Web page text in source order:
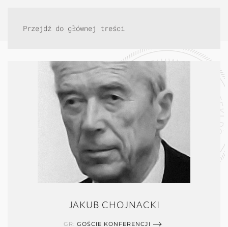
Przejdź do głównej treści
JAKUB CHOJNACKI
GR: GOŚCIE KONFERENCJI